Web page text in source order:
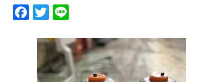
F
a
c
b
T
w
it
te
r
e